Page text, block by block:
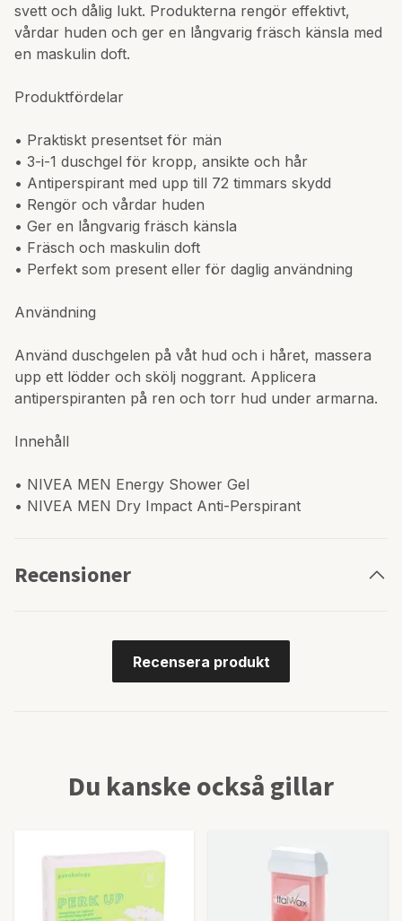
svett och dålig lukt. Produkterna rengör effektivt,
vårdar huden och ger en långvarig fräsch känsla med
en maskulin doft.
Produktfördelar
• Praktiskt presentset för män
• 3-i-1 duschgel för kropp, ansikte och hår
• Antiperspirant med upp till 72 timmars skydd
• Rengör och vårdar huden
• Ger en långvarig fräsch känsla
• Fräsch och maskulin doft
• Perfekt som present eller för daglig användning
Användning
Använd duschgelen på våt hud och i håret, massera
upp ett lödder och skölj noggrant. Applicera
antiperspiranten på ren och torr hud under armarna.
Innehåll
• NIVEA MEN Energy Shower Gel
• NIVEA MEN Dry Impact Anti-Perspirant
Recensioner
Recensera produkt
Du kanske också gillar